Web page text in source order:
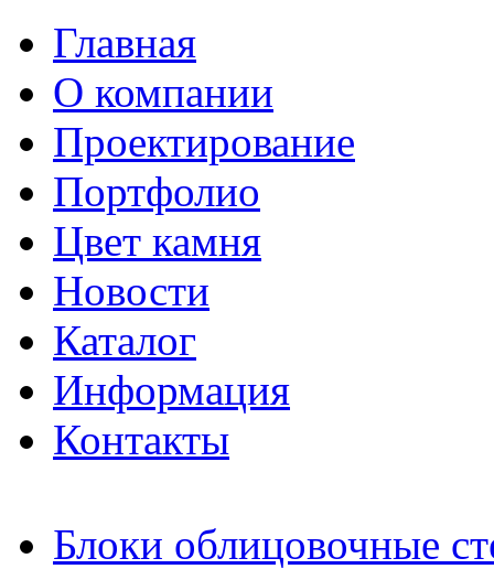
Главная
О компании
Проектирование
Портфолио
Цвет камня
Новости
Каталог
Информация
Контакты
Блоки облицовочные